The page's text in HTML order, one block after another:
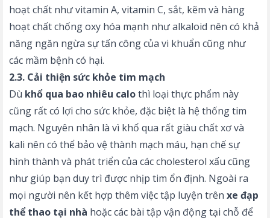
hoạt chất như vitamin A, vitamin C, sắt, kẽm và hàng
hoạt chất chống oxy hóa mạnh như alkaloid nên có khả
năng ngăn ngừa sự tấn công của vi khuẩn cũng như
các mầm bệnh có hại.
2.3. Cải thiện sức khỏe tim mạch
Dù khổ qua bao nhiêu calothì loại thực phẩm này
cũng rất có lợi cho sức khỏe, đặc biệt là hệ thống tim
mạch. Nguyên nhân là vì khổ qua rất giàu chất xơ và
kali nên có thể bảo vệ thành mạch máu, hạn chế sự
hình thành và phát triển của các cholesterol xấu cũng
như giúp bạn duy trì được nhịp tim ổn định. Ngoài ra
mọi người nên kết hợp thêm việc tập luyện trên xe đạp
thể thao tại nhà hoặc các bài tập vận động tại chỗ để